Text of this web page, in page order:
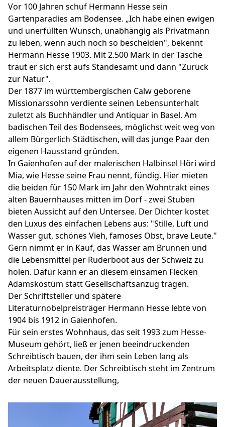
Vor 100 Jahren schuf Hermann Hesse sein
Gartenparadies am Bodensee. „Ich habe einen ewigen
und unerfüllten Wunsch, unabhängig als Privatmann
zu leben, wenn auch noch so bescheiden", bekennt
Hermann Hesse 1903. Mit 2.500 Mark in der Tasche
traut er sich erst aufs Standesamt und dann "Zurück
zur Natur".
Der 1877 im württembergischen Calw geborene
Missionarssohn verdiente seinen Lebensunterhalt
zuletzt als Buchhändler und Antiquar in Basel. Am
badischen Teil des Bodensees, möglichst weit weg von
allem Bürgerlich-Städtischen, will das junge Paar den
eigenen Hausstand gründen.
In Gaienhofen auf der malerischen Halbinsel Höri wird
Mia, wie Hesse seine Frau nennt, fündig. Hier mieten
die beiden für 150 Mark im Jahr den Wohntrakt eines
alten Bauernhauses mitten im Dorf - zwei Stuben
bieten Aussicht auf den Untersee. Der Dichter kostet
den Luxus des einfachen Lebens aus: "Stille, Luft und
Wasser gut, schönes Vieh, famoses Obst, brave Leute."
Gern nimmt er in Kauf, das Wasser am Brunnen und
die Lebensmittel per Ruderboot aus der Schweiz zu
holen. Dafür kann er an diesem einsamen Flecken
Adamskostüm statt Gesellschaftsanzug tragen.
Der Schriftsteller und spätere
Literaturnobelpreisträger Hermann Hesse lebte von
1904 bis 1912 in Gaienhofen.
Für sein erstes Wohnhaus, das seit 1993 zum Hesse-
Museum gehört, ließ er jenen beeindruckenden
Schreibtisch bauen, der ihm sein Leben lang als
Arbeitsplatz diente. Der Schreibtisch steht im Zentrum
der neuen Dauerausstellung,